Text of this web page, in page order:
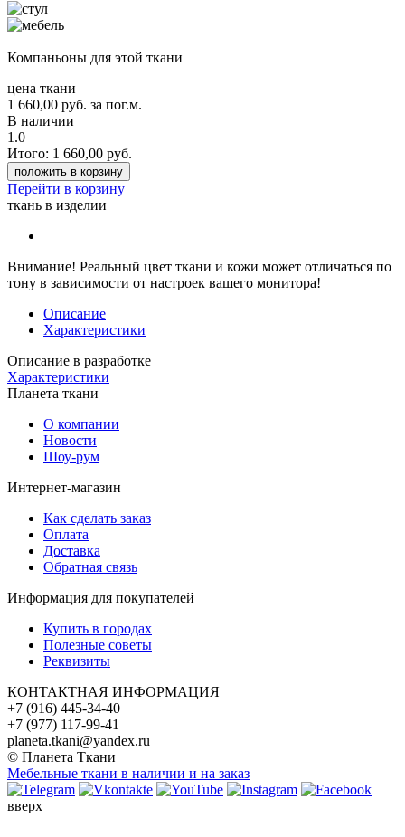
Компаньоны для этой ткани
цена ткани
1 660,00 руб. за пог.м.
В наличии
1.0
Итого: 1 660,00 руб.
положить в корзину
Перейти в корзину
ткань в изделии
Внимание! Реальный цвет ткани и кожи может отличаться по
тону в зависимости от настроек вашего монитора!
Описание
Характеристики
Описание в разработке
Характеристики
Планета ткани
О компании
Новости
Шоу-рум
Интернет-магазин
Как сделать заказ
Оплата
Доставка
Обратная связь
Информация для покупателей
Купить в городах
Полезные советы
Реквизиты
КОНТАКТНАЯ ИНФОРМАЦИЯ
+7 (916) 445-34-40
+7 (977) 117-99-41
planeta.tkani@yandex.ru
© Планета Ткани
Мебельные ткани в наличии и на заказ
вверх